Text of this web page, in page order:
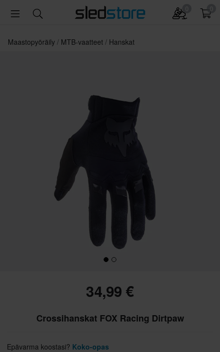
Maastopyöräily MTB-vaatteet Hanskat
34,99 €
Crossihanskat FOX Racing Dirtpaw
Epävarma koostasi? Koko-opas